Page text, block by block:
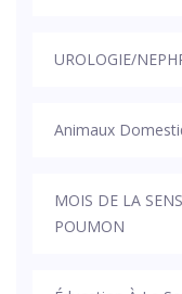
UROLOGIE/
Animaux
MOIS DE LA
POUMON